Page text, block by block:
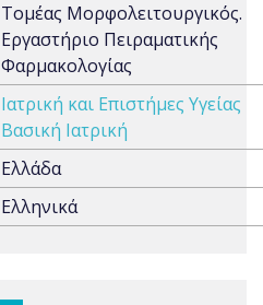
Τομέας Μορφολειτουργικός.
Εργαστήριο Πειραματικής
Φαρμακολογίας
Ιατρική και Επιστήμες Υγείας
Βασική Ιατρική
Ελλάδα
Ελληνικά